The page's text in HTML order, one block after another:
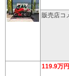
販売店コ
119.9万円